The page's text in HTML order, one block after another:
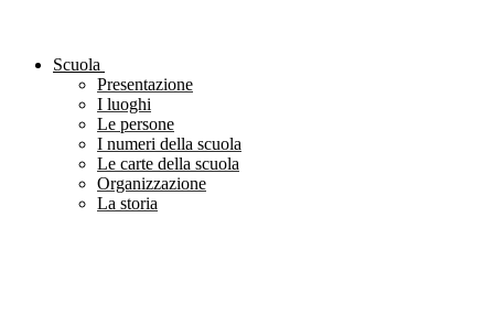
Scuola
Presentazione
I luoghi
Le persone
I numeri della scuola
Le carte della scuola
Organizzazione
La storia